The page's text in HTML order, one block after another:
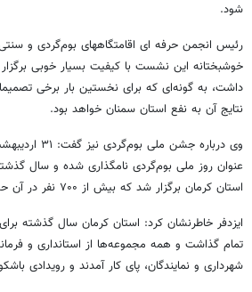
شود.
رئیس انجمن حرفه ای اقامتگاههای بوم‌گردی و
خوشبختانه این نشست با کیفیت بسیار خوبی
داشت، به گونه‌ای که برای نخستین بار برخی
نتایج آن به نفع استان سمنان خواهد بود.
وی درباره
عنوان روز ملی بوم‌گردی نامگذاری شده و سال
استان کرمان برگزار شد که بیش از ۷۰۰ نفر در آن حضور داشتند.
ایزدفر خاطرنشان کرد: استان کرمان سال گذشته
تمام گذاشت و همه مجموعه‌ها از استانداری و
شهرداری و نمایندگان، پای کار آمدند و رویدادی